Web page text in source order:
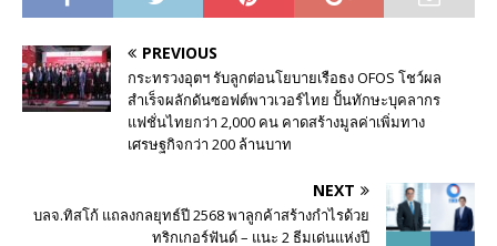
PREVIOUS
กระทรวงอุตฯ รับลูกต่อนโยบายเรือธง OFOS โชว์ผล
สำเร็จผลักดันซอฟต์พาวเวอร์ไทย ปั้นทักษะบุคลากร
แฟชั่นไทยกว่า 2,000 คน คาดสร้างมูลค่าเพิ่มทาง
เศรษฐกิจกว่า 200 ล้านบาท
NEXT
บลจ.ทิสโก้ แถลงกลยุทธ์ปี 2568 พาลูกค้าสร้างกำไรด้วย
ทริกเกอร์ฟันด์ – แนะ 2 ธีมเด่นแห่งปี